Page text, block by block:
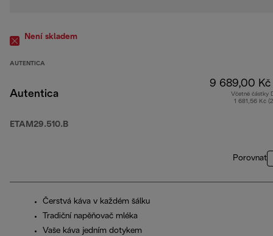
Není skladem
AUTENTICA
Autentica
ETAM29.510.B
9 689,00 Kč
Včetně částky
1 681,56 Kč
Porovnat
Čerstvá káva v každém šálku
Tradiční napěňovač mléka
Vaše káva jedním dotykem